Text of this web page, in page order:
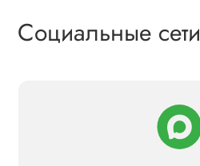
Социальные сети